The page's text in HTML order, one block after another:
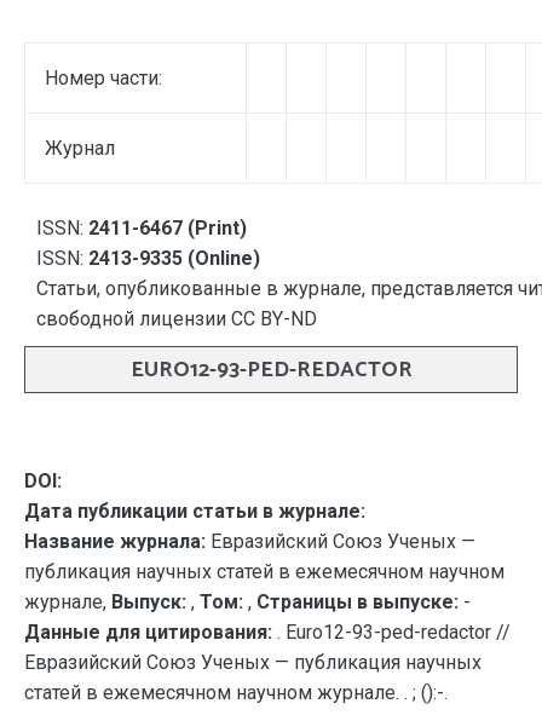
Номер части:
Журнал
ISSN: 2411-6467 (Print)
ISSN: 2413-9335 (Online)
Статьи, опубликованные в журнале, представляется
свободной лицензии CC BY-ND
EURO12-93-PED-REDACTOR
DOI:
Дата публикации статьи в журнале:
Название журнала: Евразийский Союз Ученых —
публикация научных статей в ежемесячном научном
журнале, Выпуск: , Том: , Страницы в выпуске: -
Данные для цитирования: . Euro12-93-ped-redactor //
Евразийский Союз Ученых — публикация научных
статей в ежемесячном научном журнале. . ; ():-.